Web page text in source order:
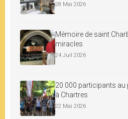
28 Mai 2026
Mémoire de saint
miracles
24 Juil 2026
20 000 participants au
à Chartres
22 Mai 2026